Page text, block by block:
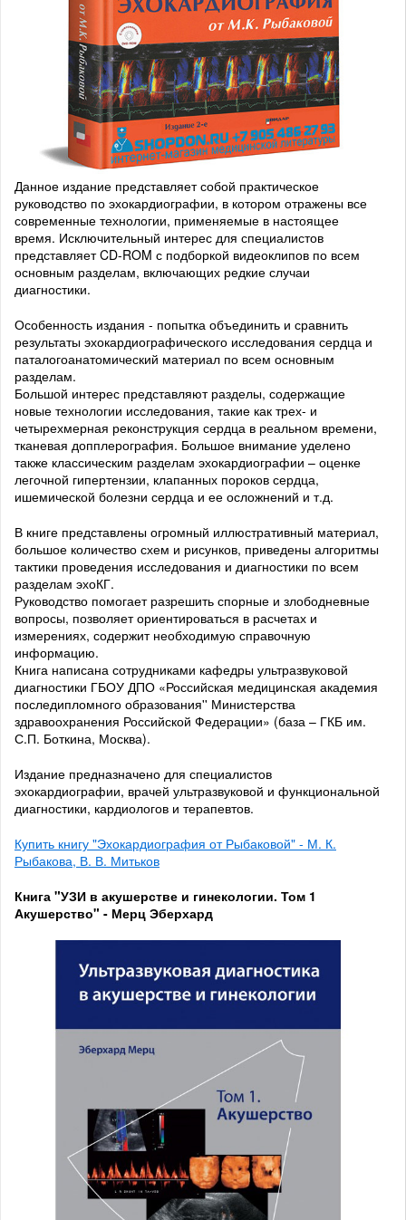
Данное издание представляет собой практическое
руководство по эхокардиографии, в котором отражены все
современные технологии, применяемые в настоящее
время. Исключительный интерес для специалистов
представляет CD-ROM с подборкой видеоклипов по всем
основным разделам, включающих редкие случаи
диагностики.
Особенность издания - попытка объединить и сравнить
результаты эхокардиографического исследования сердца и
паталогоанатомический материал по всем основным
разделам.
Большой интерес представляют разделы, содержащие
новые технологии исследования, такие как трех- и
четырехмерная реконструкция сердца в реальном времени,
тканевая допплерография. Большое внимание уделено
также классическим разделам эхокардиографии – оценке
легочной гипертензии, клапанных пороков сердца,
ишемической болезни сердца и ее осложнений и т.д.
В книге представлены огромный иллюстративный материал,
большое количество схем и рисунков, приведены алгоритмы
тактики проведения исследования и диагностики по всем
разделам эхоКГ.
Руководство помогает разрешить спорные и злободневные
вопросы, позволяет ориентироваться в расчетах и
измерениях, содержит необходимую справочную
информацию.
Книга написана сотрудниками кафедры ультразвуковой
диагностики ГБОУ ДПО «Российская медицинская академия
последипломного образования'' Министерства
здравоохранения Российской Федерации» (база – ГКБ им.
С.П. Боткина, Москва).
Издание предназначено для специалистов
эхокардиографии, врачей ультразвуковой и функциональной
диагностики, кардиологов и терапевтов.
Купить книгу "Эхокардиография от Рыбаковой" - М. К.
Рыбакова, В. В. Митьков
Книга "УЗИ в акушерстве и гинекологии. Том 1
Акушерство" - Мерц Эберхард